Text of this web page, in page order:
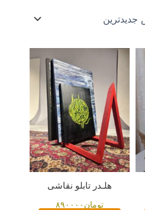
هلـدر تابلو نقاشی
تومان ۸۹۰۰۰۰